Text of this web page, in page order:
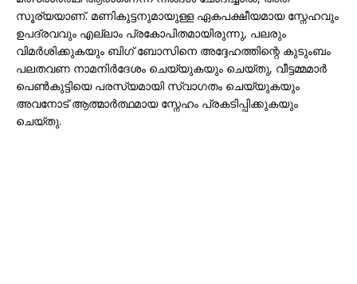
സൂര്യയാണ്. മണികുട്ടനുമായുള്ള ഏകപക്ഷീയമായ സ്നേഹവും
ഉപദ്രവവും എല്ലാം പ്രകോപിതമായിരുന്നു, പലരും
വിമർശിക്കുകയും ബിഗ് ബോസിനെ അദ്ദേഹത്തിന്റെ കുടുംബം
പലതവണ നാമനിർദേശം ചെയ്യുകയും ചെയ്തു, വീട്ടമ്മമാർ
പെൺകുട്ടിയെ പരസ്യമായി സ്വാഗതം ചെയ്യുകയും
അവനോട് ആത്മാർത്ഥമായ സ്നേഹം പ്രകടിപ്പിക്കുകയും
ചെയ്തു.